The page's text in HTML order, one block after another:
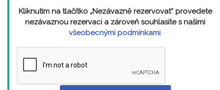
Kliknutím na tlačítko „Nezávazně rezervovat“ provedete
nezávaznou rezervaci a zároveň souhlasíte s našimi
všeobecnými podmínkami.